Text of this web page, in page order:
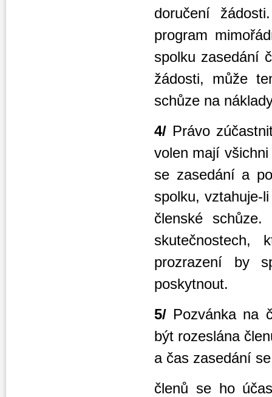
doručení
program
spolku zasedání
žádosti, může
schůze na
4/ Právo
volen mají
se zasedání a
spolku, vztahuje-
členské
skutečnostech,
prozrazení by
poskytnout.
5/ Pozvánka na
být rozeslána
a čas zasedání
členů se ho